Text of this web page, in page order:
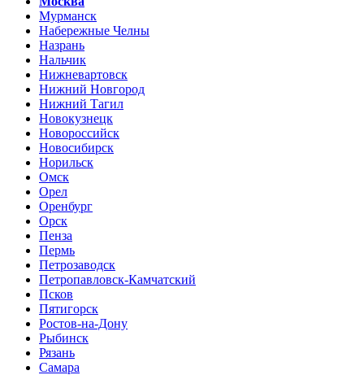
Мурманск
Набережные Челны
Назрань
Нальчик
Нижневартовск
Нижний Новгород
Нижний Тагил
Новокузнецк
Новороссийск
Новосибирск
Норильск
Омск
Орел
Оренбург
Орск
Пенза
Пермь
Петрозаводск
Петропавловск-Камчатский
Псков
Пятигорск
Ростов-на-Дону
Рыбинск
Рязань
Самара